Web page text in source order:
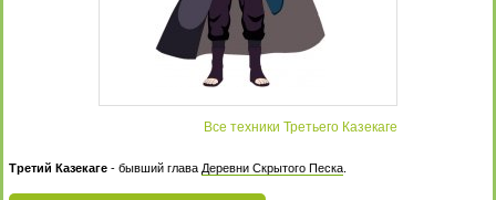
Все техники Третьего Казекаге
Третий Казекаге - бывший глава Деревни Скрытого Песка